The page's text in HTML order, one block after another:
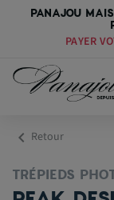
PANAJOU
PAYER
chevron_left Retour
TRÉPIEDS